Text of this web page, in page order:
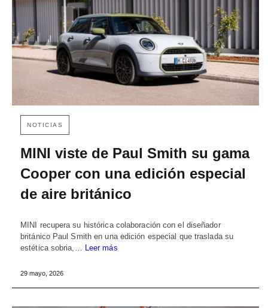
NOTICIAS
MINI viste de Paul Smith su gama
Cooper con una edición especial
de aire británico
MINI recupera su histórica colaboración con el diseñador
británico Paul Smith en una edición especial que traslada su
estética sobria,…
Leer más
29 mayo, 2026